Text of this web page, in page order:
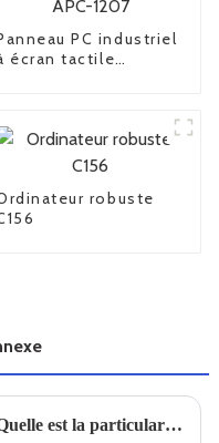
PC industriel
écran tactile
robuste
Quelle est la particularité d'un ordinateur portable doté de trois renforts de défense